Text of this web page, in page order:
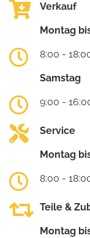
Verkauf
Montag
8:00 -
Samstag
9:00 -
Service
Montag
8:00 -
Teile &
Montag